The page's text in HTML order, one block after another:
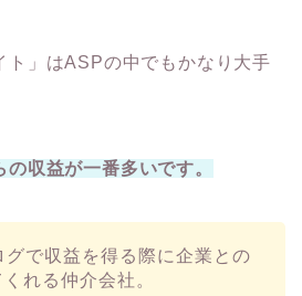
ト」はASPの中でもかなり大手
収益が一番多いです。
で収益を得る際に企業との
れる仲介会社。